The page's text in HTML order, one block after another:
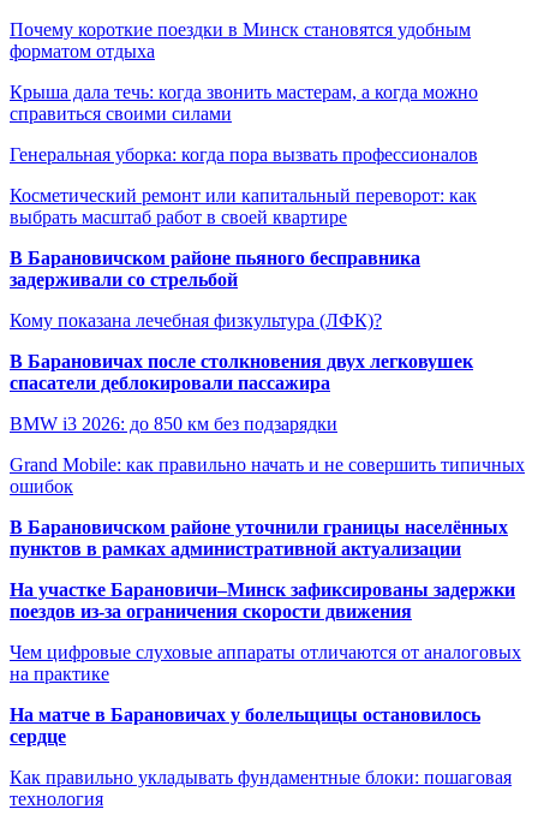
Почему короткие поездки в Минск становятся удобным
форматом отдыха
Крыша дала течь: когда звонить мастерам, а когда можно
справиться своими силами
Генеральная уборка: когда пора вызвать профессионалов
Косметический ремонт или капитальный переворот: как
выбрать масштаб работ в своей квартире
В Барановичском районе пьяного бесправника
задерживали со стрельбой
Кому показана лечебная физкультура (ЛФК)?
В Барановичах после столкновения двух легковушек
спасатели деблокировали пассажира
BMW i3 2026: до 850 км без подзарядки
Grand Mobile: как правильно начать и не совершить типичных
ошибок
В Барановичском районе уточнили границы населённых
пунктов в рамках административной актуализации
На участке Барановичи–Минск зафиксированы задержки
поездов из-за ограничения скорости движения
Чем цифровые слуховые аппараты отличаются от аналоговых
на практике
На матче в Барановичах у болельщицы остановилось
сердце
Как правильно укладывать фундаментные блоки: пошаговая
технология